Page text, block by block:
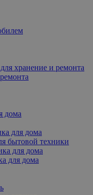
хранение и ремонта
дома
для дома
бытовой техники
для дома
для дома